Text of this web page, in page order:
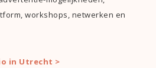
workshops, netwerken en
in Utrecht >